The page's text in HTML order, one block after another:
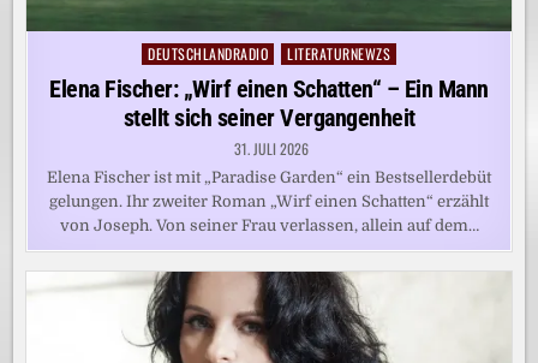
Posted
in
DEUTSCHLANDRADIO LITERATURNEWZS
Elena Fischer: „Wirf einen Schatten“ – Ein Mann
stellt sich seiner Vergangenheit
31. JULI 2026
Elena Fischer ist mit „Paradise Garden“ ein Bestsellerdebüt
gelungen. Ihr zweiter Roman „Wirf einen Schatten“ erzählt
von Joseph. Von seiner Frau verlassen, allein auf dem…